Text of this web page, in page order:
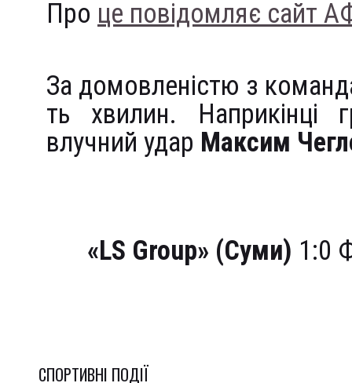
Про це повідомляє сайт
За домовленістю з
ть хвилин. Наприкінці
влучний удар Максим
«LS Group» (Суми) 1:0
СПОРТИВНI ПОДІЇ